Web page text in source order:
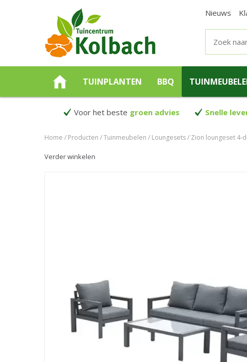
Home Producten Tuinmeubelen Loungesets Zion loungeset 4-
Nieuws
TUINPLANTEN BBQ
Voor het beste groen advies Snelle
Verder winkelen